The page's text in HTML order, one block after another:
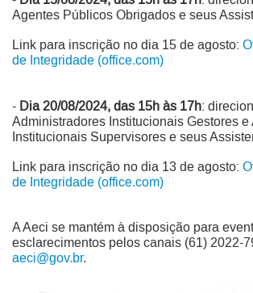
Agentes Públicos Obrigados e seus
Link para inscrição no dia 15 de agosto:
de Integridade (office.com)
- Dia 20/08/2024, das 15h às 17h:
Administradores Institucionais Gestores
Institucionais Supervisores e seus
Link para inscrição no dia 13 de agosto:
de Integridade (office.com)
A Aeci se mantém à disposição para
esclarecimentos pelos canais (61) 2022-
aeci@gov.br.